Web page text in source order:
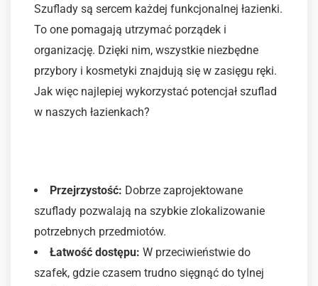
Szuflady są sercem każdej funkcjonalnej łazienki.
To one pomagają utrzymać porządek i
organizację. Dzięki nim, wszystkie niezbędne
przybory i kosmetyki znajdują się w zasięgu ręki.
Jak więc najlepiej wykorzystać potencjał szuflad
w naszych łazienkach?
Przejrzystość: Dobrze zaprojektowane
szuflady pozwalają na szybkie zlokalizowanie
potrzebnych przedmiotów.
Łatwość dostępu: W przeciwieństwie do
szafek, gdzie czasem trudno sięgnąć do tylnej